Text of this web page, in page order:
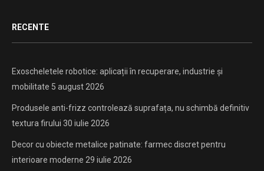
RECENTE
Exoscheletele robotice: aplicații în recuperare, industrie și
mobilitate 5 august 2026
Produsele anti-frizz controlează suprafața, nu schimbă definitiv
textura firului 30 iulie 2026
Decor cu obiecte metalice patinate: farmec discret pentru
interioare moderne 29 iulie 2026